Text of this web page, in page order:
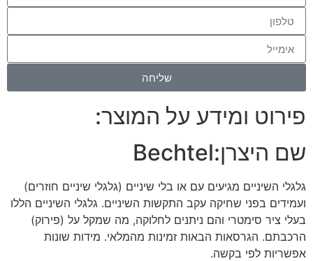
פירוט ומידע על המוצר:
שם היצרן:Bechtel
גלגלי השיניים מגיעים עם או בלי שיניים (גלגלי שיניים חוזרים)
ועמידים בפני שחיקה עקב התקשות השיניים. גלגלי השיניים הללו
בעלי ציר סימטרי והם ניתנים לחלוקה, מה שמקל על (פירוק)
הרכבתם. הגרסאות הבאות זמינות מהמלאי. מידות שונות
אפשריות לפי בקשה.
שליחה